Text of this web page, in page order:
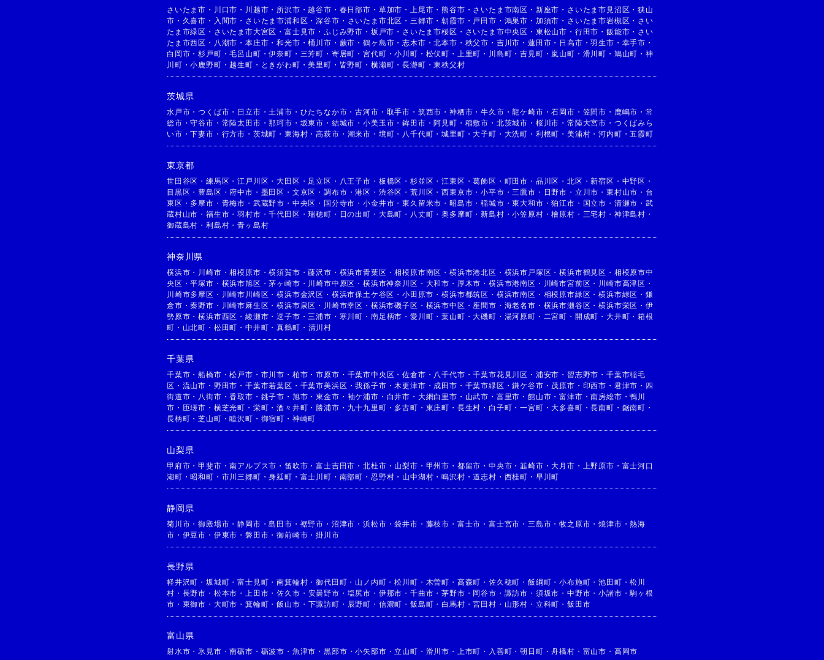
さいたま市 ・ 川口市 ・ 川越市 ・ 所沢市 ・ 越谷市 ・ 春日部市 ・ 草加市 ・ 上尾市 ・熊谷市 ・ さいたま市南区 ・ 新座市 ・ さいたま市見沼区 ・狭山
市 ・ 久喜市 ・ 入間市 ・ さいたま市浦和区 ・深谷市 ・ さいたま市北区 ・ 三郷市 ・朝霞市 ・ 戸田市 ・ 鴻巣市 ・ 加須市 ・ さいたま市岩槻区 ・ さい
たま市緑区 ・ さいたま市大宮区 ・富士見市 ・ふじみ野市 ・ 坂戸市 ・ さいたま市桜区 ・ さいたま市中央区 ・ 東松山市 ・ 行田市 ・ 飯能市 ・ さい
たま市西区 ・ 八潮市 ・本庄市 ・和光市 ・桶川市 ・ 蕨市 ・鶴ヶ島市 ・志木市 ・北本市 ・ 秩父市 ・ 吉川市 ・ 蓮田市 ・ 日高市 ・羽生市 ・ 幸手市 ・
白岡市 ・杉戸町 ・毛呂山町 ・伊奈町 ・ 三芳町 ・ 寄居町 ・宮代町 ・小川町 ・ 松伏町 ・ 上里町 ・ 川島町 ・吉見町 ・ 嵐山町 ・ 滑川町 ・ 鳩山町 ・神
川町 ・小鹿野町 ・ 越生町 ・ ときがわ町 ・美里町 ・ 皆野町 ・ 横瀬町 ・長瀞町 ・東秩父村
茨城県
水戸市 ・つくば市 ・ 日立市 ・土浦市 ・ ひたちなか市 ・古河市 ・ 取手市 ・ 筑西市 ・ 神栖市 ・牛久市 ・龍ケ崎市 ・石岡市 ・ 笠間市 ・ 鹿嶋市 ・常
総市 ・守谷市 ・ 常陸太田市 ・那珂市 ・ 坂東市 ・ 結城市 ・小美玉市 ・鉾田市 ・ 阿見町 ・ 稲敷市 ・ 北茨城市 ・ 桜川市 ・常陸大宮市 ・ つくばみら
い市 ・下妻市 ・ 行方市 ・ 茨城町 ・東海村 ・高萩市 ・ 潮来市 ・ 境町 ・ 八千代町 ・城里町 ・大子町 ・ 大洗町 ・ 利根町 ・美浦村 ・河内町 ・五霞町
東京都
世田谷区 ・練馬区 ・江戸川区 ・大田区 ・ 足立区 ・ 八王子市 ・ 板橋区 ・ 杉並区 ・江東区 ・葛飾区 ・ 町田市 ・ 品川区 ・北区 ・新宿区 ・ 中野区 ・
目黒区 ・ 豊島区 ・ 府中市 ・ 墨田区 ・ 文京区 ・調布市 ・港区 ・ 渋谷区 ・ 荒川区 ・西東京市 ・小平市 ・三鷹市 ・ 日野市 ・ 立川市 ・東村山市 ・ 台
東区 ・ 多摩市 ・ 青梅市 ・ 武蔵野市 ・ 中央区 ・ 国分寺市 ・小金井市 ・東久留米市 ・ 昭島市 ・稲城市 ・東大和市 ・狛江市 ・ 国立市 ・ 清瀬市 ・武
蔵村山市 ・福生市 ・羽村市 ・千代田区 ・瑞穂町 ・ 日の出町 ・ 大島町 ・ 八丈町 ・奥多摩町 ・新島村 ・小笠原村 ・檜原村 ・ 三宅村 ・ 神津島村 ・
御蔵島村 ・利島村 ・青ヶ島村
神奈川県
横浜市 ・ 川崎市 ・相模原市 ・横須賀市 ・藤沢市 ・ 横浜市青葉区 ・相模原市南区 ・ 横浜市港北区 ・ 横浜市戸塚区 ・横浜市鶴見区 ・ 相模原市中
央区 ・平塚市 ・ 横浜市旭区 ・茅ヶ崎市 ・ 川崎市中原区 ・横浜市神奈川区 ・ 大和市 ・ 厚木市 ・ 横浜市港南区 ・ 川崎市宮前区 ・ 川崎市高津区 ・
川崎市多摩区 ・ 川崎市川崎区 ・横浜市金沢区 ・ 横浜市保土ケ谷区 ・小田原市 ・横浜市都筑区 ・ 横浜市南区 ・ 相模原市緑区 ・横浜市緑区 ・ 鎌
倉市 ・秦野市 ・ 川崎市麻生区 ・横浜市泉区 ・ 川崎市幸区 ・ 横浜市磯子区 ・ 横浜市中区 ・ 座間市 ・ 海老名市 ・ 横浜市瀬谷区 ・横浜市栄区 ・ 伊
勢原市 ・横浜市西区 ・綾瀬市 ・逗子市 ・三浦市 ・ 寒川町 ・ 南足柄市 ・ 愛川町 ・葉山町 ・大磯町 ・ 湯河原町 ・ 二宮町 ・ 開成町 ・大井町 ・箱根
町 ・ 山北町 ・ 松田町 ・中井町 ・真鶴町 ・ 清川村
千葉県
千葉市 ・船橋市 ・松戸市 ・ 市川市 ・ 柏市 ・市原市 ・ 千葉市中央区 ・佐倉市 ・ 八千代市 ・千葉市花見川区 ・ 浦安市 ・習志野市 ・千葉市稲毛
区 ・ 流山市 ・ 野田市 ・千葉市若葉区 ・ 千葉市美浜区 ・我孫子市 ・木更津市 ・ 成田市 ・ 千葉市緑区 ・鎌ケ谷市 ・ 茂原市 ・ 印西市 ・ 君津市 ・ 四
街道市 ・ 八街市 ・香取市 ・ 銚子市 ・ 旭市 ・東金市 ・ 袖ケ浦市 ・ 白井市 ・ 大網白里市 ・ 山武市 ・ 富里市 ・ 館山市 ・富津市 ・南房総市 ・鴨川
市 ・ 匝瑳市 ・ 横芝光町 ・ 栄町 ・酒々井町 ・ 勝浦市 ・ 九十九里町 ・ 多古町 ・ 東庄町 ・ 長生村 ・ 白子町 ・一宮町 ・大多喜町 ・長南町 ・ 鋸南町 ・
長柄町 ・芝山町 ・睦沢町 ・ 御宿町 ・ 神崎町
山梨県
甲府市 ・甲斐市 ・南アルプス市 ・笛吹市 ・富士吉田市 ・北杜市 ・ 山梨市 ・ 甲州市 ・ 都留市 ・ 中央市 ・韮崎市 ・大月市 ・ 上野原市 ・ 富士河口
湖町 ・ 昭和町 ・ 市川三郷町 ・身延町 ・ 富士川町 ・ 南部町 ・ 忍野村 ・ 山中湖村 ・鳴沢村 ・道志村 ・ 西桂町 ・ 早川町
静岡県
菊川市 ・御殿場市 ・静岡市 ・島田市 ・ 裾野市 ・ 沼津市 ・浜松市 ・袋井市 ・ 藤枝市 ・ 富士市 ・ 富士宮市 ・ 三島市 ・牧之原市 ・焼津市 ・熱海
市 ・ 伊豆市 ・ 伊東市 ・磐田市 ・御前崎市 ・掛川市
長野県
軽井沢町 ・坂城町 ・富士見町 ・南箕輪村 ・御代田町 ・ 山ノ内町 ・松川町 ・ 木曽町 ・ 高森町 ・ 佐久穂町 ・ 飯綱町 ・小布施町 ・池田町 ・松川
村 ・ 長野市 ・ 松本市 ・上田市 ・佐久市 ・ 安曇野市 ・ 塩尻市 ・ 伊那市 ・ 千曲市 ・茅野市 ・ 岡谷市 ・ 諏訪市 ・ 須坂市 ・中野市 ・小諸市 ・駒ヶ根
市 ・ 東御市 ・ 大町市 ・箕輪町 ・飯山市 ・ 下諏訪町 ・ 辰野町 ・ 信濃町 ・ 飯島町 ・白馬村 ・宮田村 ・ 山形村 ・ 立科町 ・飯田市
富山県
射水市 ・氷見市 ・南砺市 ・ 砺波市 ・ 魚津市 ・黒部市 ・小矢部市 ・立山町 ・ 滑川市 ・ 上市町 ・ 入善町 ・朝日町 ・舟橋村 ・ 富山市 ・ 高岡市